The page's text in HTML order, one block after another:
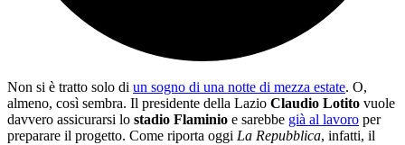
Non si è tratto solo di un sogno di una notte di mezza estate. O,
almeno, così sembra. Il presidente della Lazio Claudio Lotito vuole
davvero assicurarsi lo stadio Flaminio e sarebbe già al lavoro per
preparare il progetto. Come riporta oggi La Repubblica, infatti, il